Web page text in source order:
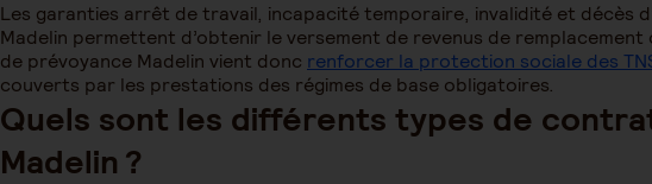
Les garanties arrêt de travail, incapacité temporaire, invalidité et décès
Madelin permettent d’obtenir le versement de revenus de
de prévoyance Madelin vient donc renforcer la protection sociale des
couverts par les prestations des régimes de base obligatoires.
Quels sont les différents types de
Madelin ?